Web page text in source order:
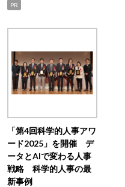
PR
「第4回科学的人事アワ
ード2025」を開催 デ
ータとAIで変わる人事
戦略 科学的人事の最
新事例